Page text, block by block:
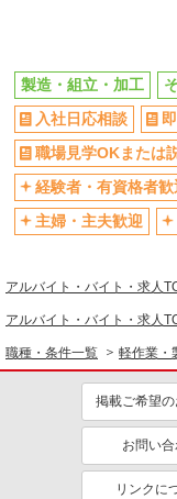
職場見学OKまたは説明
経験者・有資格者歓迎
主婦・主夫歓迎
学歴不問
ミドル（40代～）活躍中
週払い
年間休日120日以上
短期（3ヶ月以内）
フルタイム歓迎
禁煙・分煙
製造・組立・加工
入社日応相談
職場見学OKまたは
経験者・有資格者歓
主婦・主夫歓迎
アルバイト・バイト・求人
アルバイト・バイト・求人
職種・条件一覧 軽作業・
掲載ご希望
お問い
リンクに